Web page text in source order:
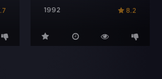
1992 8.2